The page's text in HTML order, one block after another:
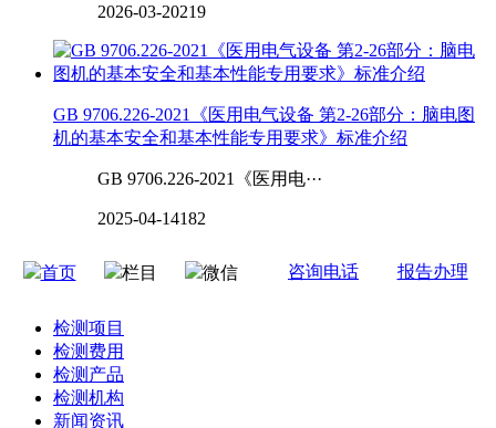
2026-03-20219
GB 9706.226-2021《医用电气设备 第2-26部分：脑电图
机的基本安全和基本性能专用要求》标准介绍
GB 9706.226-2021《医用电···
2025-04-14182
首页 栏目 微信 咨询电话 报告办理
检测项目
检测费用
检测产品
检测机构
新闻资讯